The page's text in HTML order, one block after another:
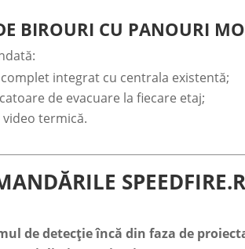
BIROURI CU PANOURI
complet integrat cu centrala existentă;
de evacuare la fiecare etaj;
termică.
de detecție încă din faza de